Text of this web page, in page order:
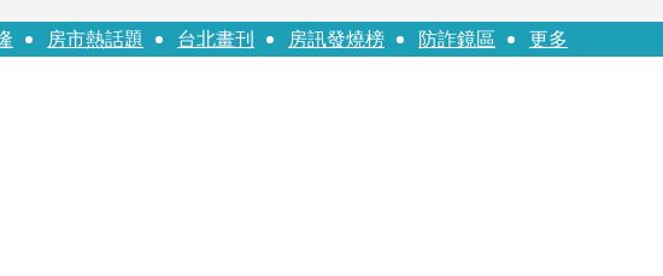
階段判斷出爐 藥華藥：財務、業務無重大影響
房市熱話題 台北畫刊 房訊發燒榜 防詐鏡區 更多